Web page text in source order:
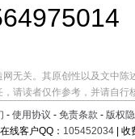
无关。其原创性以及文中
请读者仅作参考，并请自行
- 使用协议 - 免责条款 - 版权
线客户QQ： 105452034 |